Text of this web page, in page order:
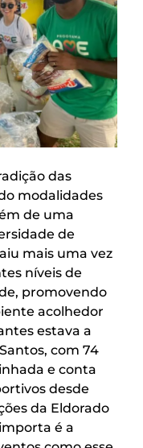
das
modalidades
de uma
de
mais uma vez
níveis de
promovendo
acolhedor
estava a
com 74
e conta
desde
da Eldorado
é a